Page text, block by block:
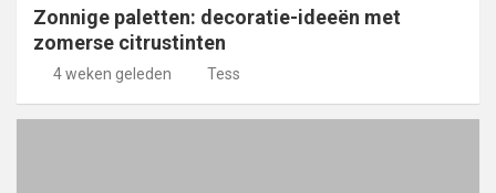
Zonnige paletten: decoratie-ideeën met
zomerse citrustinten
4 weken geleden Tess